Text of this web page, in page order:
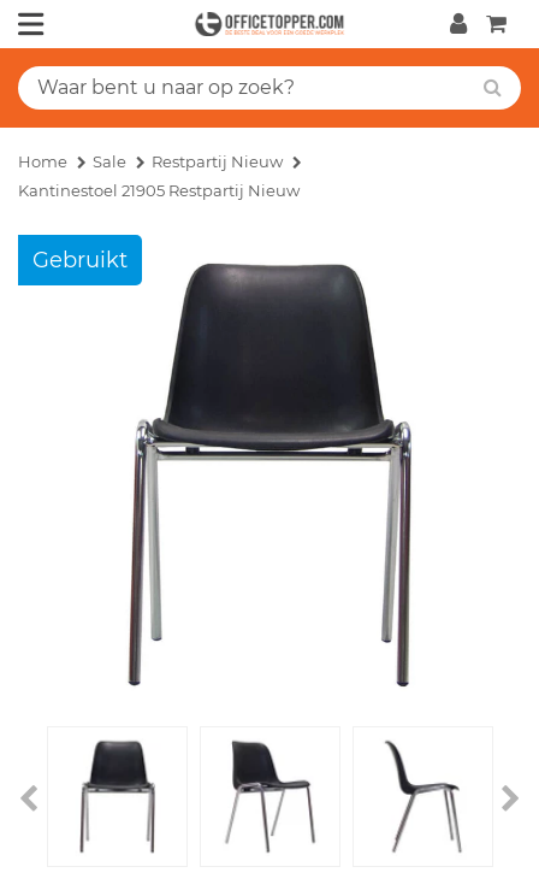
Home Sale
Restpartij Nieuw
Kantinestoel 21905 Restpartij Nieuw
Gebruikt